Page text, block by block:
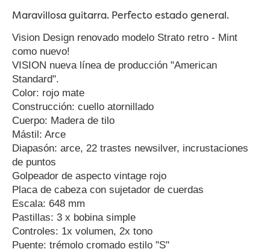
Maravillosa guitarra. Perfecto estado general.
Vision Design renovado modelo Strato retro - Mint
como nuevo!
VISION nueva línea de producción "American
Standard".
Color: rojo mate
Construcción: cuello atornillado
Cuerpo: Madera de tilo
Mástil: Arce
Diapasón: arce, 22 trastes newsilver, incrustaciones
de puntos
Golpeador de aspecto vintage rojo
Placa de cabeza con sujetador de cuerdas
Escala: 648 mm
Pastillas: 3 x bobina simple
Controles: 1x volumen, 2x tono
Puente: trémolo cromado estilo "S"